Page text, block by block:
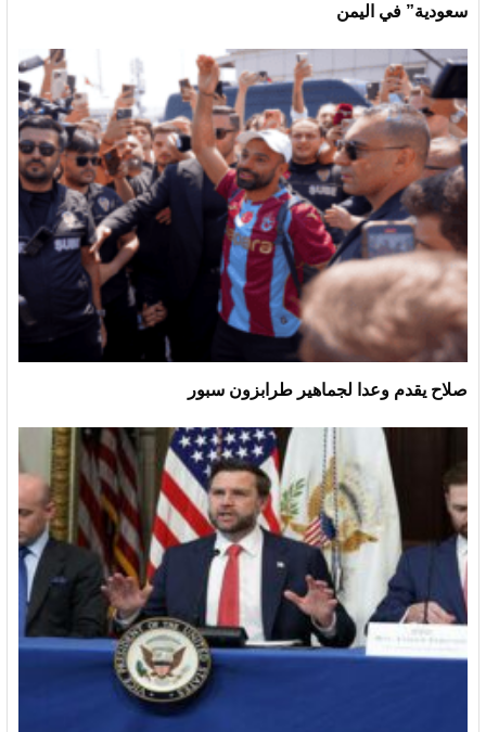
سعودية” في اليمن
صلاح يقدم وعدا لجماهير طرابزون سبور